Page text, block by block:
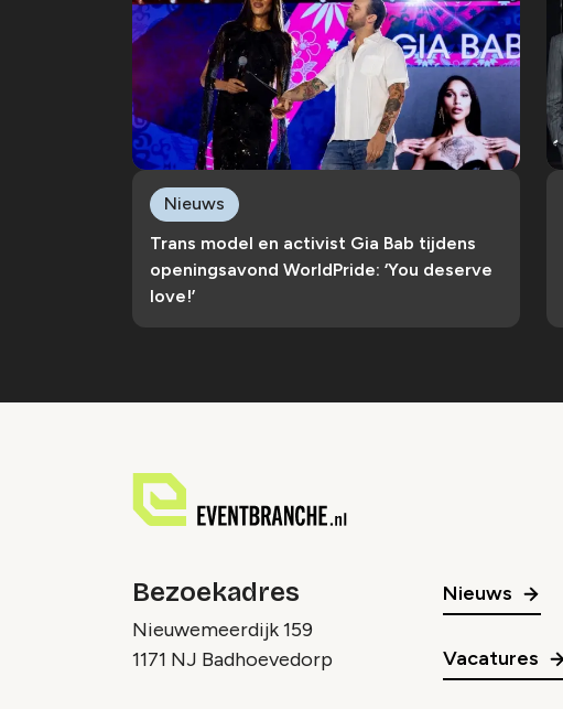
Trans model en activist Gia Bab tijdens
openingsavond WorldPride: ‘You deserve
love!’
Nieuws
Bezoekadres
Nieuwemeerdijk 159
1171 NJ Badhoevedorp
Nieuws
Vacatures